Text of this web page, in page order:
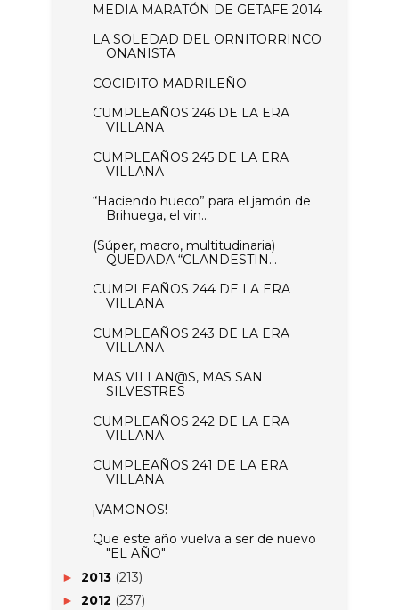
MEDIA MARATÓN DE GETAFE 2014
LA SOLEDAD DEL ORNITORRINCO
ONANISTA
COCIDITO MADRILEÑO
CUMPLEAÑOS 246 DE LA ERA
VILLANA
CUMPLEAÑOS 245 DE LA ERA
VILLANA
“Haciendo hueco” para el jamón de
Brihuega, el vin...
(Súper, macro, multitudinaria)
QUEDADA “CLANDESTIN...
CUMPLEAÑOS 244 DE LA ERA
VILLANA
CUMPLEAÑOS 243 DE LA ERA
VILLANA
MAS VILLAN@S, MAS SAN
SILVESTRES
CUMPLEAÑOS 242 DE LA ERA
VILLANA
CUMPLEAÑOS 241 DE LA ERA
VILLANA
¡VAMONOS!
Que este año vuelva a ser de nuevo
"EL AÑO"
► 2013 (213)
► 2012 (237)